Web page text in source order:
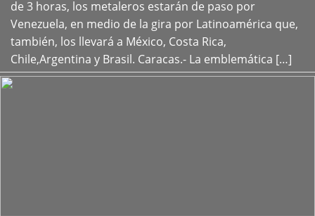
de 3 horas, los metaleros estarán de paso por
Venezuela, en medio de la gira por Latinoamérica que,
también, los llevará a México, Costa Rica,
Chile,Argentina y Brasil. Caracas.- La emblemática […]